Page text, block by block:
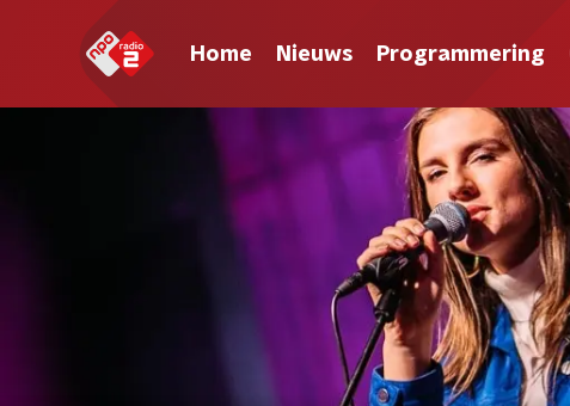
Home Nieuws Programmering